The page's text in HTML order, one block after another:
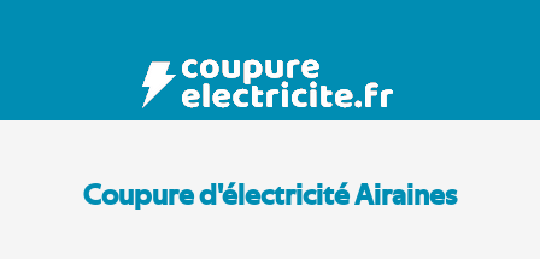
Coupure d'électricité Airaines